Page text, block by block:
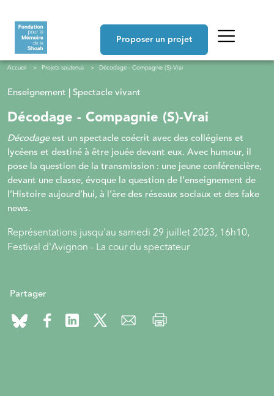
Proposer un projet
Fil d'Ariane
Accueil Projets soutenus Décodage - Compagnie (S)-Vrai
Enseignement | Spectacle vivant
Décodage - Compagnie (S)-Vrai
Décodageest un spectacle coécrit avec des collégiens et
lycéens et destiné à être jouée devant eux. Avec humour, il
pose la question de la transmission : une jeune conférencière,
devant une classe, évoque la question de l’enseignement de
l’Histoire aujourd’hui, à l’ère des réseaux sociaux et des fake
news.
Représentations jusqu'au samedi 29 juillet 2023, 16h10,
Festival d'Avignon - La cour du spectateur
Partager